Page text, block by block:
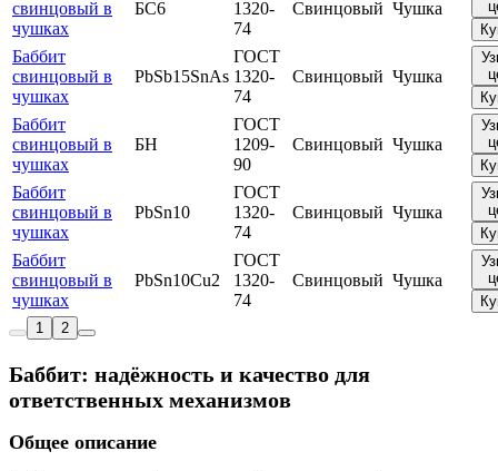
свинцовый в
чушках
БС6
1320-
74
Свинцовый Чушка
Баббит
свинцовый в
чушках
PbSb15SnAs
ГОСТ
1320-
74
Свинцовый Чушка
Баббит
свинцовый в
чушках
БН
ГОСТ
1209-
90
Свинцовый Чушка
Баббит
свинцовый в
чушках
PbSn10
ГОСТ
1320-
74
Свинцовый Чушка
Баббит
свинцовый в
чушках
PbSn10Cu2
ГОСТ
1320-
74
Свинцовый Чушка
1
2
Баббит: надёжность и качество для
ответственных механизмов
Общее описание